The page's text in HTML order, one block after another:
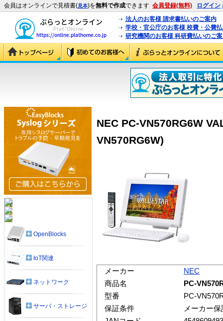
会員はオンラインで見積書(見本)を無料で作成できます 会員登録(無料) ログイン
法人のお客様 請求書払いのご案内
学校・官公庁のお客様 校費・公費
研究機関のお客様 科研費払いのご
NEC PC-VN570RG6W
VN570RG6W)
メーカー
NEC
商品名
PC-
型番
PC-
保証条件
メーカー保
OpenBlocks
IoT関連
ネットワーク
サーバ・ストレージ